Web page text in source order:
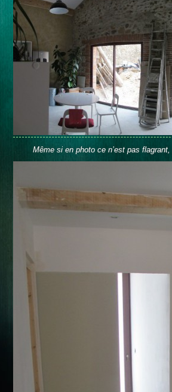
Même si en photo ce n’est pas